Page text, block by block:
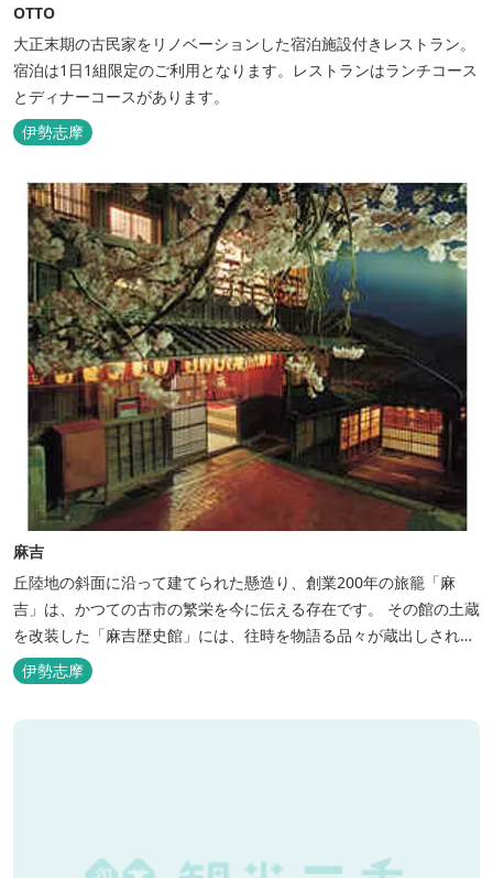
OTTO
大正末期の古民家をリノベーションした宿泊施設付きレストラン。
宿泊は1日1組限定のご利用となります。レストランはランチコース
とディナーコースがあります。
伊勢志摩
麻吉
丘陸地の斜面に沿って建てられた懸造り、創業200年の旅籠「麻
吉」は、かつての古市の繁栄を今に伝える存在です。 その館の土蔵
を改装した「麻吉歴史館」には、往時を物語る品々が蔵出しされ、
お伊勢参り華やかなりし頃へとお誘い致します。
伊勢志摩